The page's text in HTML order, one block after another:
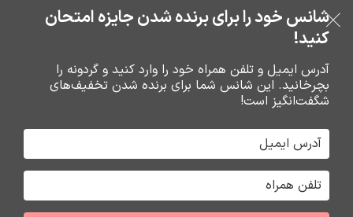
خرید قسطی با ترب‌پی
عبور به ناوبری
رفتن به محتوای اصلی
0 ریال
خانه شارژر و کابل شارژر فندکي کابل شارژ
فروشگاه نوین تراشه گنجی
شانس خود را برای برنده شدن جایزه امتحان
کنید!
آدرس ایمیل و تلفن همراه خود را وارد کنید و گردونه را
بچرخانید. این شانس شما برای برنده شدن تخفیف‌های
شگفت‌انگیز است!